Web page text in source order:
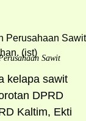
Sawit
kelapa sawit
DPRD
Kaltim, Ekti